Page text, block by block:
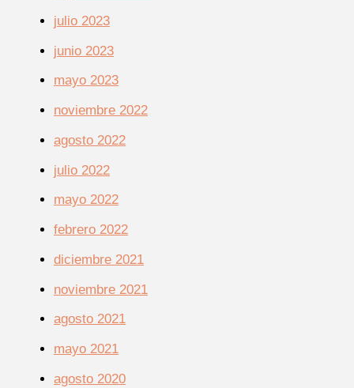
julio 2023
junio 2023
mayo 2023
noviembre 2022
agosto 2022
julio 2022
mayo 2022
febrero 2022
diciembre 2021
noviembre 2021
agosto 2021
mayo 2021
agosto 2020